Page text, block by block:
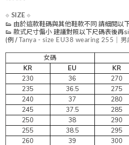
⟐ SIZE ⟐
👟 由於這款鞋碼與其他鞋款不同 請細閱以
👟 款式尺寸偏小 建議對照以下尺碼表後再
(例 /
Tanya - size EU38 wearing 255｜
女碼
KR
EU KR
230
36 270
235
36.5 275
240
37 280
245
37.5 285
250
38 290
255
38.5 295
260
39 300